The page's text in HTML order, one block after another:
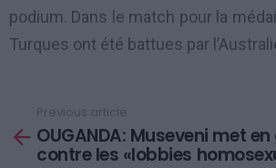
podium. Dans le match pour la
Turques ont été battues par
more
Previous article
OUGANDA: Museveni met
contre les «lobbies